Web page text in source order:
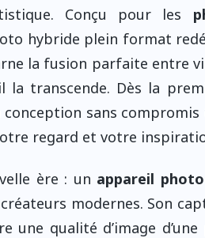
Conçu pour les
hybride plein format
la fusion parfaite entre
transcende. Dès la
conception sans
regard et votre
ère : un appareil
modernes. Son
une qualité d’image